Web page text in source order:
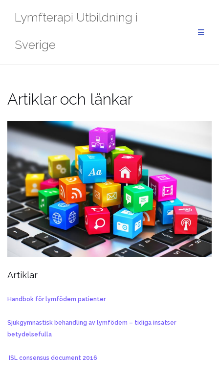
Lymfterapi Utbildning i
Sverige
Artiklar och länkar
Artiklar
Handbok för lymfödem patienter
Sjukgymnastisk behandling av lymfödem – tidiga insatser
betydelsefulla
ISL consensus document 2016